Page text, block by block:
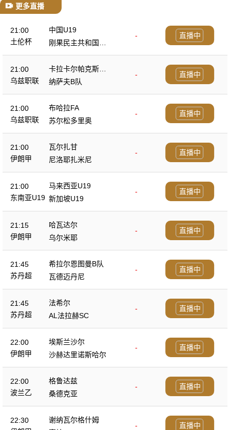
更多直播
21:00
土伦杯
中国U19
-
刚果民主共和国U2
3
直播中
21:00
乌兹职联
卡拉卡尔帕克斯坦F
A
-
纳萨夫B队
直播中
21:00
乌兹职联
布哈拉FA
-
苏尔松多里奥
直播中
21:00
伊朗甲
瓦尔扎甘
-
尼洛耶扎米尼
直播中
21:00
东南亚U19
马来西亚U19
-
新加坡U19
直播中
21:15
伊朗甲
哈瓦达尔
-
乌尔米耶
直播中
21:45
苏丹超
希拉尔恩图曼B队
-
瓦德迈丹尼
直播中
21:45
苏丹超
法希尔
-
AL法拉赫SC
直播中
22:00
伊朗甲
埃斯兰沙尔
-
沙赫达里诺斯哈尔
直播中
22:00
波兰乙
格鲁达兹
-
桑德克亚
直播中
22:30
谢纳瓦尔格什姆
-
直播中